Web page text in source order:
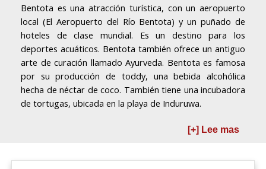
Bentota es una atracción turística, con un aeropuerto
local (El Aeropuerto del Río Bentota) y un puñado de
hoteles de clase mundial. Es un destino para los
deportes acuáticos. Bentota también ofrece un antiguo
arte de curación llamado Ayurveda. Bentota es famosa
por su producción de toddy, una bebida alcohólica
hecha de néctar de coco. También tiene una incubadora
de tortugas, ubicada en la playa de Induruwa.
[+] Lee mas